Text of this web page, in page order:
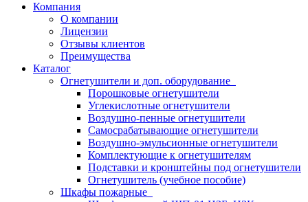
Компания
О компании
Лицензии
Отзывы клиентов
Преимущества
Каталог
Огнетушители и доп. оборудование
Порошковые огнетушители
Углекислотные огнетушители
Воздушно-пенные огнетушители
Самосрабатывающие огнетушители
Воздушно-эмульсионные огнетушители
Комплектующие к огнетушителям
Подставки и кронштейны под огнетушители
Огнетушитель (учебное пособие)
Шкафы пожарные